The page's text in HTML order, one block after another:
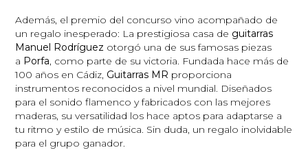
Además, el premio del concurso vino acompañado de
un regalo inesperado: La prestigiosa casa de guitarras
Manuel Rodríguez otorgó una de sus famosas piezas
a Porfa , como parte de su victoria. Fundada hace más de
100 años en Cádiz, Guitarras MR proporciona
instrumentos reconocidos a nivel mundial. Diseñados
para el sonido flamenco y fabricados con las mejores
maderas, su versatilidad los hace aptos para adaptarse a
tu ritmo y estilo de música. Sin duda, un regalo inolvidable
para el grupo ganador.